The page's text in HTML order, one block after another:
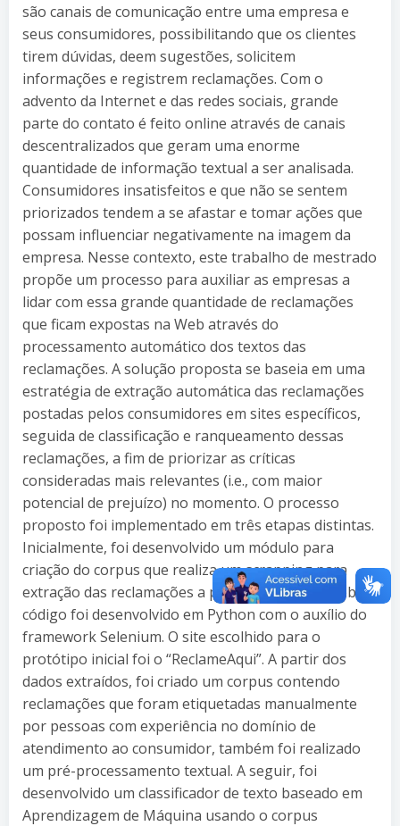
são canais de comunicação entre uma empresa e
seus consumidores, possibilitando que os clientes
tirem dúvidas, deem sugestões, solicitem
informações e registrem reclamações. Com o
advento da Internet e das redes sociais, grande
parte do contato é feito online através de canais
descentralizados que geram uma enorme
quantidade de informação textual a ser analisada.
Consumidores insatisfeitos e que não se sentem
priorizados tendem a se afastar e tomar ações que
possam influenciar negativamente na imagem da
empresa. Nesse contexto, este trabalho de mestrado
propõe um processo para auxiliar as empresas a
lidar com essa grande quantidade de reclamações
que ficam expostas na Web através do
processamento automático dos textos das
reclamações. A solução proposta se baseia em uma
estratégia de extração automática das reclamações
postadas pelos consumidores em sites específicos,
seguida de classificação e ranqueamento dessas
reclamações, a fim de priorizar as críticas
consideradas mais relevantes (i.e., com maior
potencial de prejuízo) no momento. O processo
proposto foi implementado em três etapas distintas.
Inicialmente, foi desenvolvido um módulo para
criação do corpus que realiza um scrapping para
extração das reclamações a partir de sites na Web. O
código foi desenvolvido em Python com o auxílio do
framework Selenium. O site escolhido para o
protótipo inicial foi o “ReclameAqui”. A partir dos
dados extraídos, foi criado um corpus contendo
reclamações que foram etiquetadas manualmente
por pessoas com experiência no domínio de
atendimento ao consumidor, também foi realizado
um pré-processamento textual. A seguir, foi
desenvolvido um classificador de texto baseado em
Aprendizagem de Máquina usando o corpus